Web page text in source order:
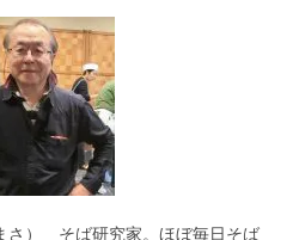
さ） そば研究家。ほぼ毎日そば